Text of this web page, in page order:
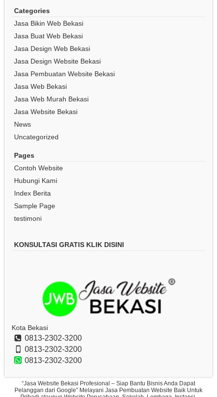
Categories
Jasa Bikin Web Bekasi
Jasa Buat Web Bekasi
Jasa Design Web Bekasi
Jasa Design Website Bekasi
Jasa Pembuatan Website Bekasi
Jasa Web Bekasi
Jasa Web Murah Bekasi
Jasa Website Bekasi
News
Uncategorized
Pages
Contoh Website
Hubungi Kami
Index Berita
Sample Page
testimoni
KONSULTASI GRATIS KLIK DISINI
Kota Bekasi
0813-2302-3200
0813-2302-3200
0813-2302-3200
“Jasa Website Bekasi Profesional – Siap Bantu Bisnis Anda Dapat
Pelanggan dari Google” Melayani Jasa Pembuatan Website Baik Untuk